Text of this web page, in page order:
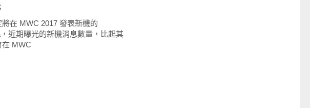
將在 MWC 2017 發表新機的
近期曝光的新機消息數量，比起其
MWC